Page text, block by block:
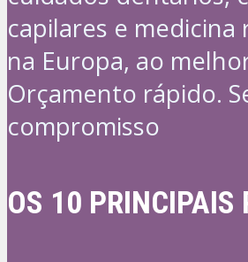
capilares e
na Europa, ao
Orçamento rápido.
compromisso
OS 10 PRINCIPAIS